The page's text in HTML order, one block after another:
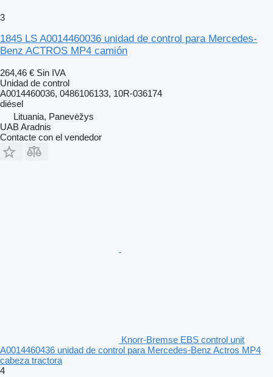
3
1845 LS A0014460036 unidad de control para Mercedes-
Benz ACTROS MP4 camión
264,46 € Sin IVA
Unidad de control
A0014460036, 0486106133, 10R-036174
diésel
Lituania, Panevėžys
UAB Aradnis
Contacte con el vendedor
Knorr-Bremse EBS control unit
A0014460436 unidad de control para Mercedes-Benz Actros MP4
cabeza tractora
4